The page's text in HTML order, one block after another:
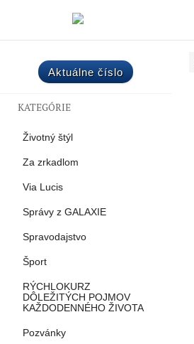
Aktuálne číslo
KATEGÓRIE
Životný štýl
Za zrkadlom
Via Lucis
Správy z GALAXIE
Spravodajstvo
Šport
RÝCHLOKURZ
DÔLEŽITÝCH POJMOV
KAŽDODENNÉHO ŽIVOTA
Pozvánky